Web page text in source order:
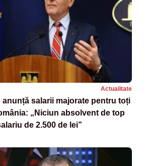
Actualitate
salarii majorate pentru toți
„Niciun absolvent de top
de 2.500 de lei”